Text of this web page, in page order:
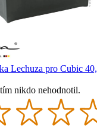
Lechuza pro Cubic 40,
nikdo nehodnotil.